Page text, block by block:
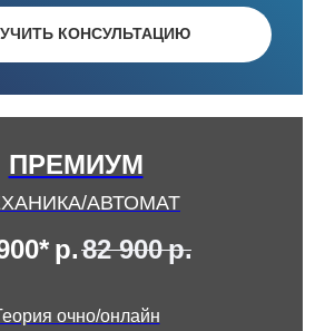
КОНСУЛЬТАЦИЮ
ПРЕМИУМ
АВТОМАТ
р.82 900р.
очно/онлайн